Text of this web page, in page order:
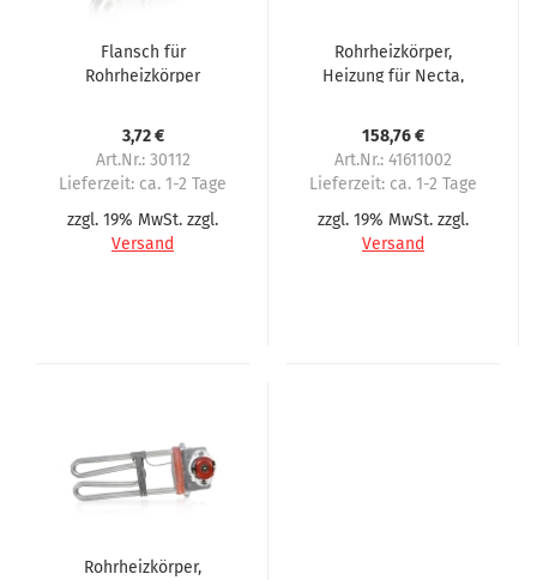
Flansch für
Rohrheizkörper
FB5100 FB2800 FB1850
3,72 €
Art.Nr.: 30112
Lieferzeit: ca. 1-2 Tage
zzgl. 19% MwSt. zzgl.
Versand
Rohrheizkörper,
Heizung für Necta,
158,76 €
Art.Nr.: 41611002
Lieferzeit: ca. 1-2 Tage
zzgl. 19% MwSt. zzgl.
Versand
Rohrheizkörper,